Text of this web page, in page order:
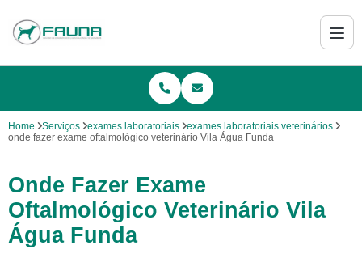
Home Serviços exames laboratoriais
exames laboratoriais veterinários
onde fazer exame oftalmológico veterinário Vila Água Funda
Onde Fazer Exame
Oftalmológico Veterinário Vila
Água Funda